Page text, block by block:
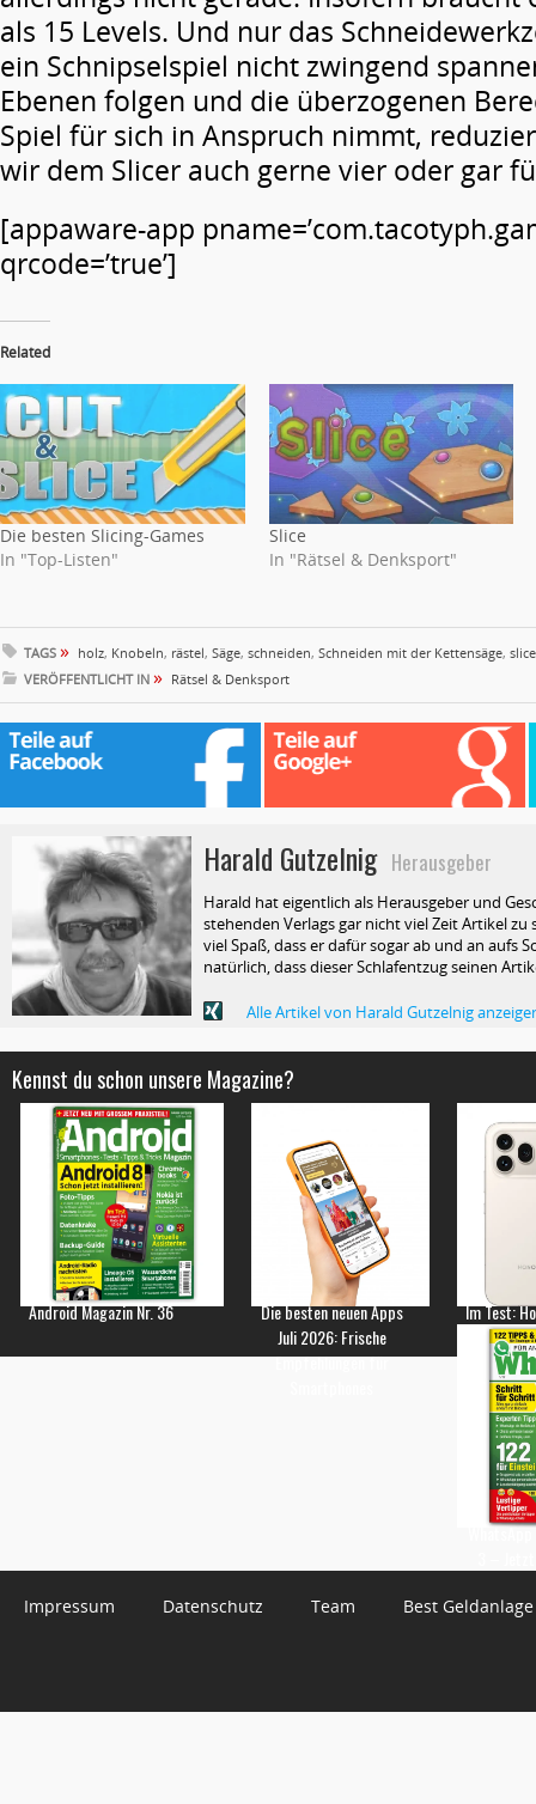
als 15 Levels. Und nur das
ein Schnipselspiel nicht zwingend
Ebenen folgen und die überzogenen
Spiel für sich in Anspruch nimmt,
wir dem Slicer auch gerne vier oder gar
[appaware-app
qrcode=’true’]
Related
Die besten Slicing-Games
In "Top-Listen"
Slice
In "Rätsel & Denksport"
TAGS » holz, Knobeln, rästel, Säge, schneiden, Schneiden mit der Kettensäge,
VERÖFFENTLICHT IN » Rätsel & Denksport
Harald GutzelnigHerausgeber
Harald hat eigentlich als Herausgeber und
stehenden Verlags gar nicht viel Zeit Artikel
viel Spaß, dass er dafür sogar ab und an aufs
natürlich, dass dieser Schlafentzug seinen
Alle Artikel von Harald Gutzelnig
Kennst du schon unsere Magazine?
Android Magazin Nr. 36
Die besten neuen Apps
Juli 2026: Frische
Empfehlungen für
Im Test:
Impressum Datenschutz Team Best Geldanlage